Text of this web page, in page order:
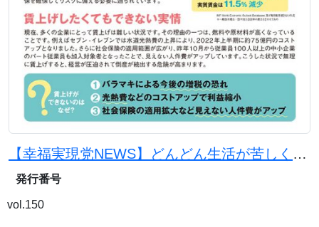
【幸福実現党NEWS】どんどん生活が苦しく・・・給料を上げるには？
発行番号
vol.150